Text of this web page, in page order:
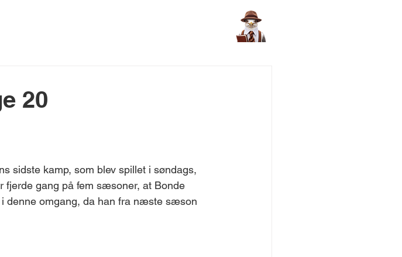
20
sidste kamp, som blev spillet i søndags,
fjerde gang på fem sæsoner, at Bonde
denne omgang, da han fra næste sæson